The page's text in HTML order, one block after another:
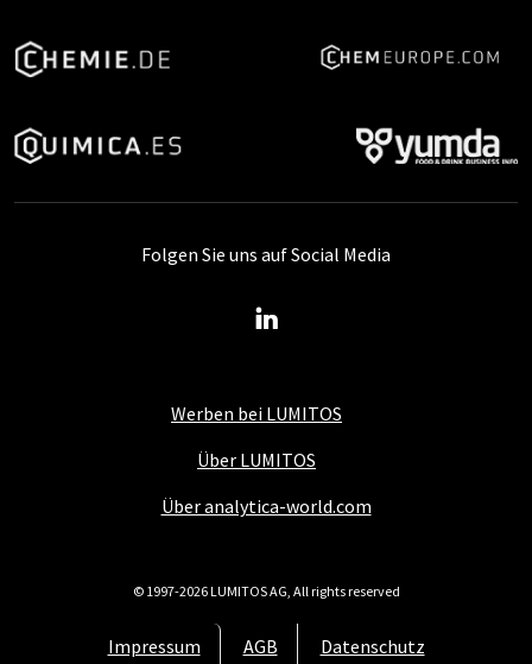
Werben bei LUMITOS
Über LUMITOS
Über analytica-world.com
Impressum AGB Datenschutz
Folgen Sie uns auf Social Media
© 1997-2026 LUMITOS AG, All rights reserved